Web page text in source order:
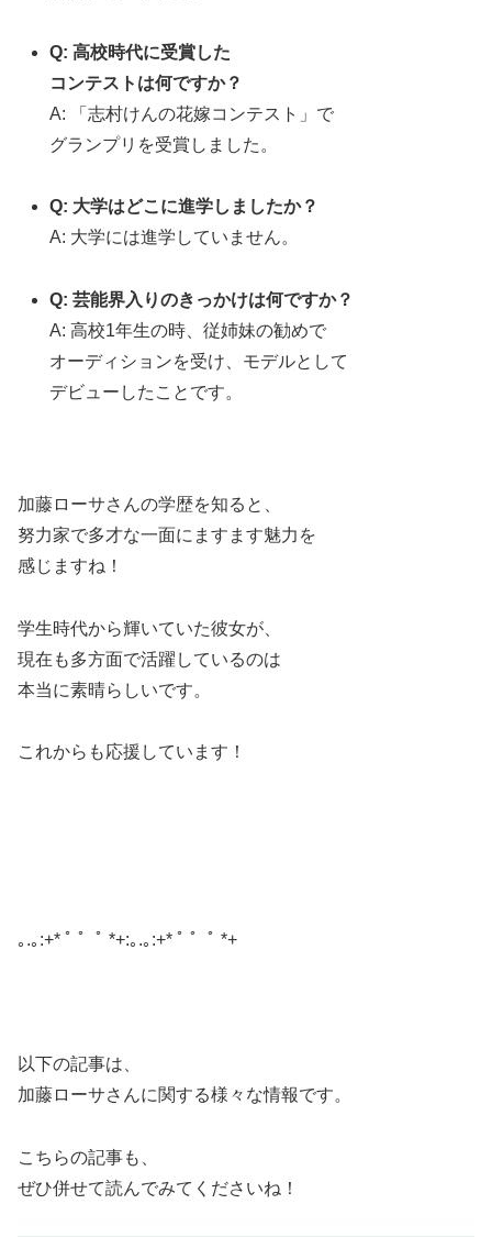
Q: 高校時代に受賞した
コンテストは何ですか？
A: 「志村けんの花嫁コンテスト」で
グランプリを受賞しました。
Q: 大学はどこに進学しましたか？
A: 大学には進学していません。
Q: 芸能界入りのきっかけは何ですか？
A: 高校1年生の時、従姉妹の勧めで
オーディションを受け、モデルとして
デビューしたことです。
加藤ローサさんの学歴を知ると、
努力家で多才な一面にますます魅力を
感じますね！
学生時代から輝いていた彼女が、
現在も多方面で活躍しているのは
本当に素晴らしいです。
これからも応援しています！
｡.｡:+* ﾟ ゜ﾟ *+:｡.｡:+* ﾟ ゜ﾟ *+
以下の記事は、
加藤ローサさんに関する様々な情報です。
こちらの記事も、
ぜひ併せて読んでみてくださいね！